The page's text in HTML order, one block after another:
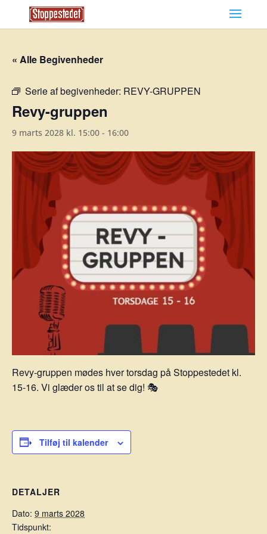
« Alle Begivenheder
Serie af begivenheder: REVY-GRUPPEN
Revy-gruppen
9 marts 2028 kl. 15:00 - 16:00
Revy-gruppen mødes hver torsdag på Stoppestedet kl.
15-16. Vi glæder os til at se dig! 🎭
Tilføj til kalender
DETALJER
Dato: 9 marts 2028
Tidspunkt: